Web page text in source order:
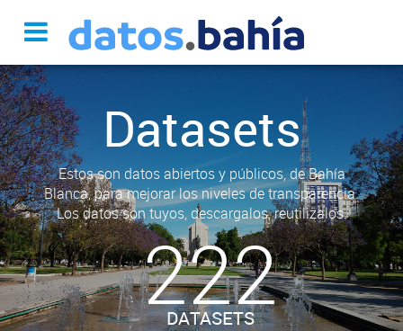
Datasets
Estos son datos abiertos y públicos, de Bahía
Blanca, para mejorar los niveles de transparencia.
Los datos son tuyos, descargalos, reutilizalos.
222
DATASETS